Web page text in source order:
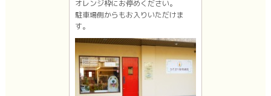
オレンジ枠にお停めください。
駐車場側からもお入りいただけま
す。